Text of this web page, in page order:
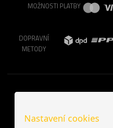
MOŽNOSTI PLATBY
DOPRAVNÍ
METODY
Nastavení cookies